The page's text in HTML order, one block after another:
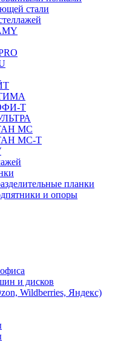
стали
Т
МС
МС-Т
планки
и опоры
и дисков
Wildberries, Яндекс)